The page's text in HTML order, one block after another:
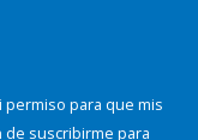
permiso para que mis
suscribirme para